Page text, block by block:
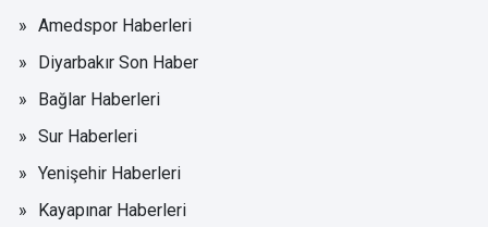
Amedspor Haberleri
Diyarbakır Son Haber
Bağlar Haberleri
Sur Haberleri
Yenişehir Haberleri
Kayapınar Haberleri